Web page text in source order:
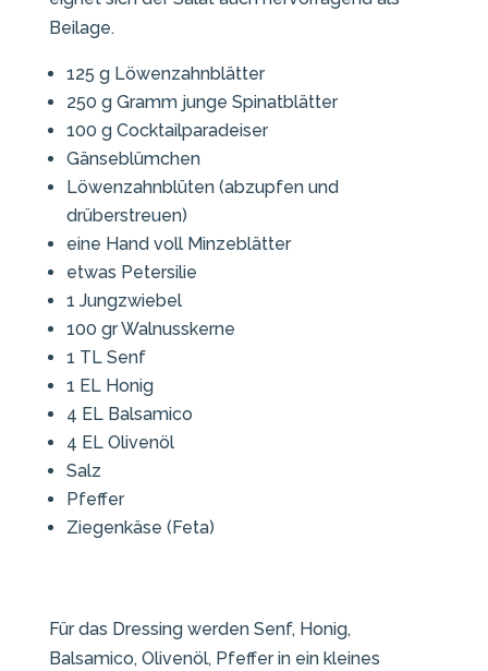
Beilage.
125 g Löwenzahnblätter
250 g Gramm junge Spinatblätter
100 g Cocktailparadeiser
Gänseblümchen
Löwenzahnblüten (abzupfen und
drüberstreuen)
eine Hand voll Minzeblätter
etwas Petersilie
1 Jungzwiebel
100 gr Walnusskerne
1 TL Senf
1 EL Honig
4 EL Balsamico
4 EL Olivenöl
Salz
Pfeffer
Ziegenkäse (Feta)
Für das Dressing werden Senf, Honig,
Balsamico, Olivenöl, Pfeffer in ein kleines